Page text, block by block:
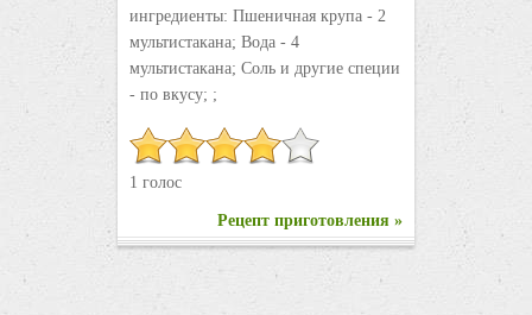
ингредиенты: Пшеничная крупа - 2
мультистакана; Вода - 4
мультистакана; Соль и другие специи
- по вкусу; ;
1 голос
Рецепт приготовления »